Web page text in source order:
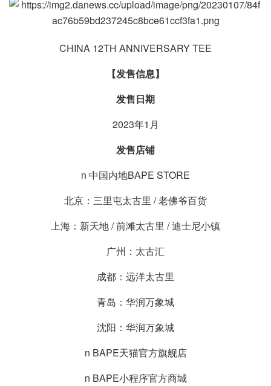
CHINA 12TH ANNIVERSARY TEE
【发售信息】
发售日期
2023年1月
发售店铺
n 中国内地BAPE STORE
北京：三里屯太古里 / 老佛爷百货
上海：新天地 / 前滩太古里 / 迪士尼小镇
广州：太古汇
成都：远洋太古里
青岛：华润万象城
沈阳：华润万象城
n BAPE天猫官方旗舰店
n BAPE小程序官方商城